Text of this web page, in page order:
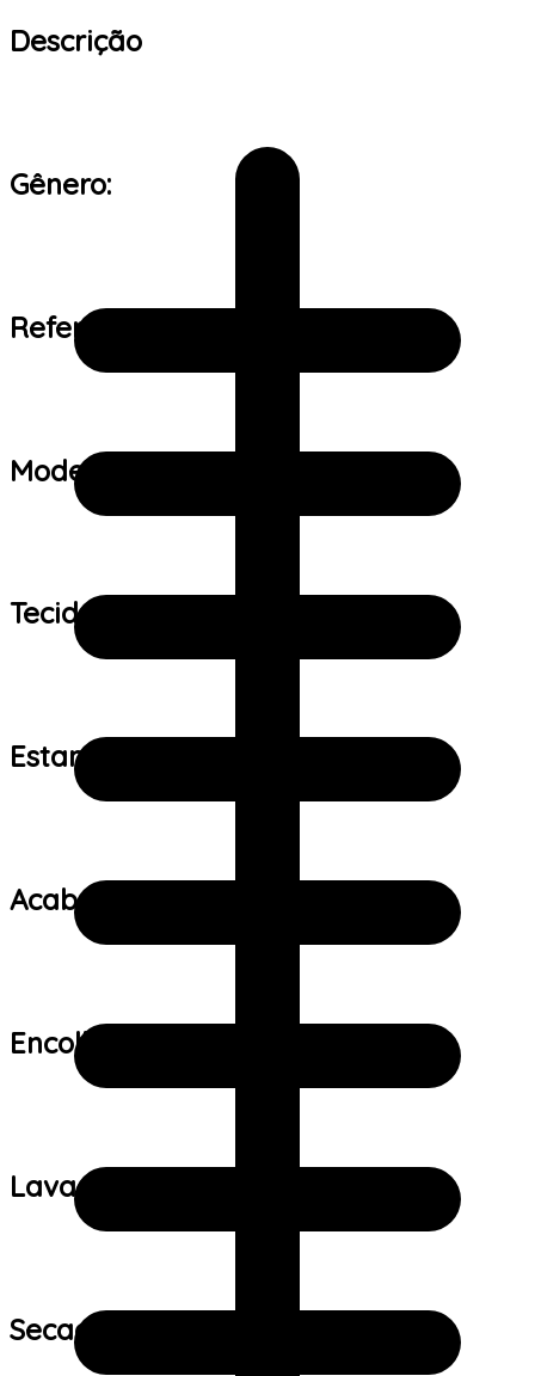
Descrição
Gênero:
Referência de tamanho:
Modelo:
Tecido:
Estampa:
Acabamento:
Encolhimento:
Lavagem:
Secagem: